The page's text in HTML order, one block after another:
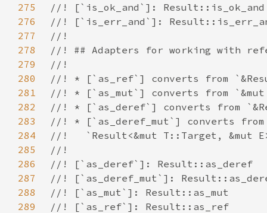
275
276
277
278
279
280
281
282
283
284
285
286
287
288
289